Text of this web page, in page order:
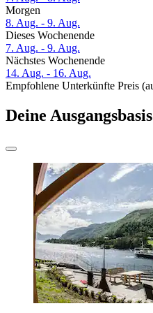
Morgen
8. Aug. - 9. Aug.
Dieses Wochenende
7. Aug. - 9. Aug.
Nächstes Wochenende
14. Aug. - 16. Aug.
Empfohlene Unterkünfte Preis
Deine